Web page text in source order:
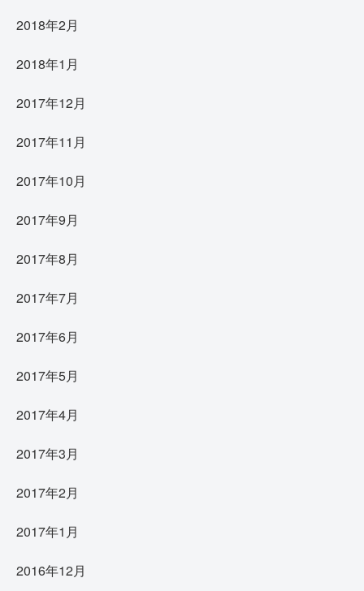
2018年2月
2018年1月
2017年12月
2017年11月
2017年10月
2017年9月
2017年8月
2017年7月
2017年6月
2017年5月
2017年4月
2017年3月
2017年2月
2017年1月
2016年12月